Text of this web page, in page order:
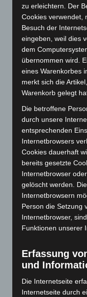
Dezember 2025 (103)
November 2025(114)
Oktober 2025(112)
September 2025(93)
August 2025
(90)
Juli 2025(90)
Juni 2025(103)
Mai 2025(112)
(88)
März 2025(111)
Februar 2025(96)
Januar 2025
Dezember 2024(89)
November 2024(94)
Oktober 2024(93)
September 2024(112)
Juli 2024(89)
Mai 2024 (149)
zu erleichtern. Der
Cookies verwendet,
Besuch der
eingeben, weil dies
dem
übernommen wird.
eines Warenkorbes
merkt sich die
Warenkorb gelegt
Die betroffene
durch unsere
entsprechenden
Internetbrowsers
Cookies dauerhaft
bereits gesetzte
Internetbrowser
gelöscht werden.
Internetbrowsern
Person die Setzung
Internetbrowser,
Funktionen unserer
Erfassung
und
Die Internetseite
Internetseite durch